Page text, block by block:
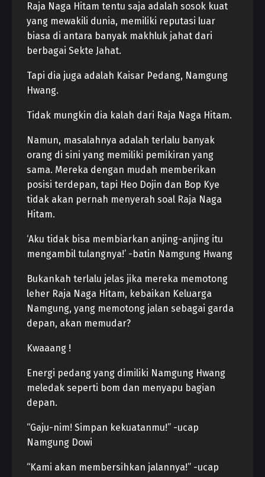
Raja Naga Hitam tentu saja adalah sosok kuat
yang mewakili dunia, memiliki reputasi luar
biasa di antara banyak makhluk jahat dari
berbagai Sekte Jahat.
Tapi dia juga adalah Kaisar Pedang, Namgung
Hwang.
Tidak mungkin dia kalah dari Raja Naga Hitam.
Namun, masalahnya adalah terlalu banyak
orang di sini yang memiliki pemikiran yang
sama. Mereka dengan mudah memberikan
posisi terdepan, tapi Heo Dojin dan Bop Kye
tidak akan pernah menyerah soal Raja Naga
Hitam.
‘Aku tidak bisa membiarkan anjing-anjing itu
mengambil tulangnya!’ -batin Namgung Hwang
Bukankah terlalu jelas jika mereka memotong
leher Raja Naga Hitam, kebaikan Keluarga
Namgung, yang memotong jalan sebagai garda
depan, akan memudar?
Kwaaang !
Energi pedang yang dimiliki Namgung Hwang
meledak seperti bom dan menyapu bagian
depan.
“Gaju-nim! Simpan kekuatanmu!” -ucap
Namgung Dowi
“Kami akan membersihkan jalannya!” -ucap